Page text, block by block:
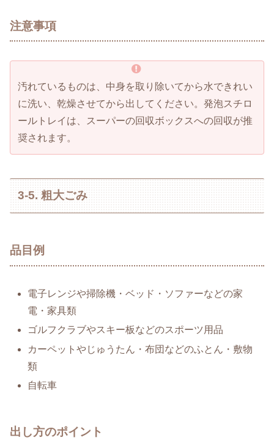
注意事項
汚れているものは、中身を取り除いてから水できれい
に洗い、乾燥させてから出してください。発泡スチロ
ールトレイは、スーパーの回収ボックスへの回収が推
奨されます。
3-5. 粗大ごみ
品目例
電子レンジや掃除機・ベッド・ソファーなどの家
電・家具類
ゴルフクラブやスキー板などのスポーツ用品
カーペットやじゅうたん・布団などのふとん・敷物
類
自転車
出し方のポイント